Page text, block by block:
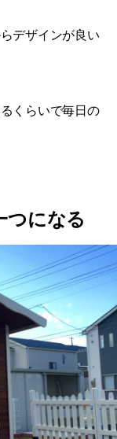
デザインが良い
くらいで毎日の
つになる